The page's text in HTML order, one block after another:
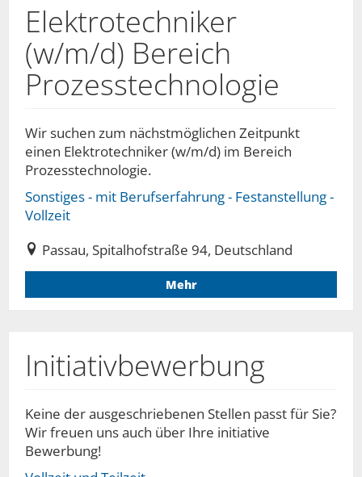
Elektrotechniker
(w/m/d) Bereich
Prozesstechnologie
Wir suchen zum nächstmöglichen Zeitpunkt
einen Elektrotechniker (w/m/d) im Bereich
Prozesstechnologie.
Sonstiges - mit Berufserfahrung - Festanstellung -
Vollzeit
Passau, Spitalhofstraße 94, Deutschland
Mehr
Initiativbewerbung
Keine der ausgeschriebenen Stellen passt für Sie?
Wir freuen uns auch über Ihre initiative
Bewerbung!